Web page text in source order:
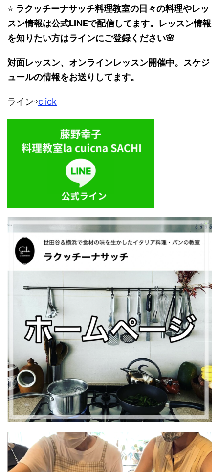
⭐️ ラクッチーナサッチ料理教室の日々の料理やレッ
スン情報は公式LINEで配信してます。レッスン情報
を知りたい方はラインにご登録ください🌸
対面レッスン、オンラインレッスン開催中。スケジ
ュールの情報をお送りしてます。
ライン⇨click